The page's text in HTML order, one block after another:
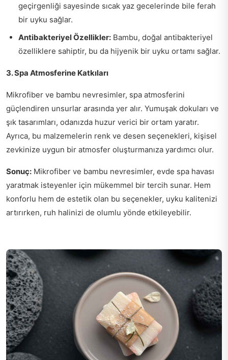
geçirgenliği sayesinde sıcak yaz gecelerinde bile ferah
bir uyku sağlar.
Antibakteriyel Özellikler: Bambu, doğal antibakteriyel
özelliklere sahiptir, bu da hijyenik bir uyku ortamı sağlar.
3. Spa Atmosferine Katkıları
Mikrofiber ve bambu nevresimler, spa atmosferini
güçlendiren unsurlar arasında yer alır. Yumuşak dokuları ve
şık tasarımları, odanızda huzur verici bir ortam yaratır.
Ayrıca, bu malzemelerin renk ve desen seçenekleri, kişisel
zevkinize uygun bir atmosfer oluşturmanıza yardımcı olur.
Sonuç: Mikrofiber ve bambu nevresimler, evde spa havası
yaratmak isteyenler için mükemmel bir tercih sunar. Hem
konforlu hem de estetik olan bu seçenekler, uyku kalitenizi
artırırken, ruh halinizi de olumlu yönde etkileyebilir.